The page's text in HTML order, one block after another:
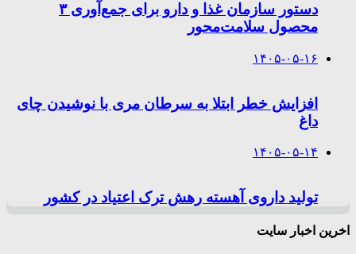
دستور سازمان غذا و دارو برای جمع‌آوری ۳
محصول سلامت‌محور
۱۴۰۵-۰۵-۱۶
افزایش خطر ابتلا به سرطان مری با نوشیدن چای
داغ
۱۴۰۵-۰۵-۱۴
تولید داروی آهسته رهش ترک اعتیاد در کشور
اخرین اخبار سایت